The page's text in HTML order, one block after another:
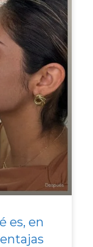
es, en